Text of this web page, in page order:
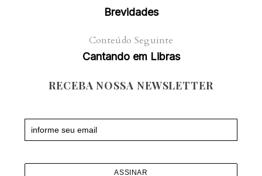
Brevidades
Conteúdo Seguinte
Cantando em Libras
RECEBA NOSSA NEWSLETTER